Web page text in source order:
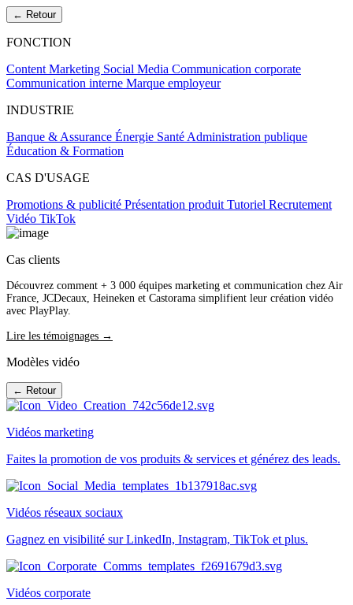
← Retour
FONCTION
Content Marketing Social Media Communication corporate
Communication interne Marque employeur
INDUSTRIE
Banque & Assurance Énergie Santé Administration publique
Éducation & Formation
CAS D'USAGE
Promotions & publicité Présentation produit Tutoriel Recrutement
Vidéo TikTok
Cas clients
Découvrez comment + 3 000 équipes marketing et communication chez Air
France, JCDecaux, Heineken et Castorama simplifient leur création vidéo
avec PlayPlay.
Lire les témoignages →
Modèles vidéo
← Retour
Vidéos marketing
Faites la promotion de vos produits & services et générez des leads.
Vidéos réseaux sociaux
Gagnez en visibilité sur LinkedIn, Instagram, TikTok et plus.
Vidéos corporate